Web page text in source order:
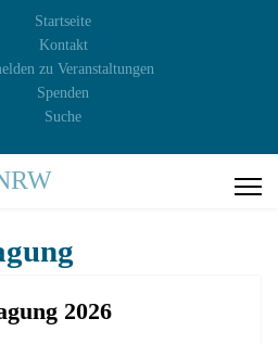
Startseite
Kontakt
zu Veranstaltungen
Spenden
Suche
2026